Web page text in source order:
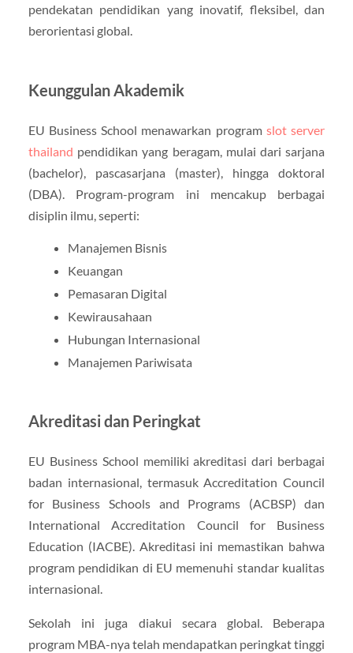
pendekatan pendidikan yang inovatif, fleksibel, dan
berorientasi global.
Keunggulan Akademik
EU Business School menawarkan program slot server
thailand pendidikan yang beragam, mulai dari sarjana
(bachelor), pascasarjana (master), hingga doktoral
(DBA). Program-program ini mencakup berbagai
disiplin ilmu, seperti:
Manajemen Bisnis
Keuangan
Pemasaran Digital
Kewirausahaan
Hubungan Internasional
Manajemen Pariwisata
Akreditasi dan Peringkat
EU Business School memiliki akreditasi dari berbagai
badan internasional, termasuk Accreditation Council
for Business Schools and Programs (ACBSP) dan
International Accreditation Council for Business
Education (IACBE). Akreditasi ini memastikan bahwa
program pendidikan di EU memenuhi standar kualitas
internasional.
Sekolah ini juga diakui secara global. Beberapa
program MBA-nya telah mendapatkan peringkat tinggi